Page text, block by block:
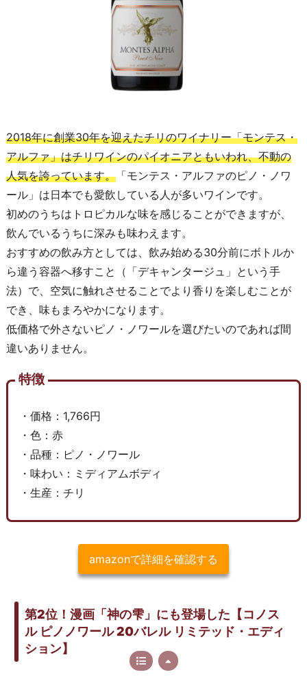
2018年に創業30年を迎えたチリのワイナリー「モンテス・
アルファ」はチリワインのパイオニアともいわれ、不動の
人気を誇っています。 「モンテス・アルファのピノ・ノワ
ール」は日本でも愛飲している人が多いワインです。
初めのうちはトロピカルな味を感じることができますが、
飲んでいるうちに深みも味わえます。
おすすめの飲み方としては、飲み始める30分前にボトルか
ら違う容器へ移すこと（「デキャンタージュ」という手
法）で、空気に触れさせることでより香りを楽しむことが
でき、味もまろやかになります。
低価格で外さないピノ・ノワールを選びたいのであれば間
違いありません。
特徴
・価格：1,766円
・色：赤
・品種：ピノ・ノワール
・味わい：ミディアムボディ
・生産：チリ
amazonで詳細を確認する
第2位！漫画「神の雫」にも登場した【コノス
ル ピノノワール 20バレル リミテッド・エディ
ション】